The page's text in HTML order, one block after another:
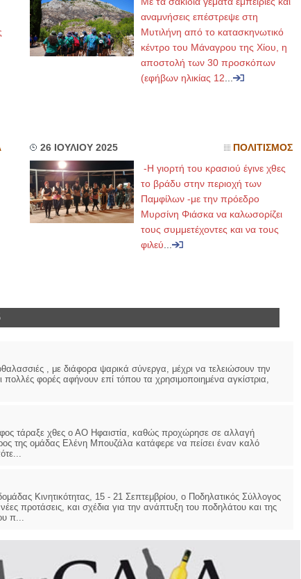
αναμνήσεις επέστρεψε στη
Μυτιλήνη από το κατασκηνωτικό
κέντρο του Μάναγρου της Χίου, η
αποστολή των 30 προσκόπων
(εφήβων ηλικίας 12
26 ΙΟΥΛΙΟΥ 2025 ΠΟΛΙΤΙΣΜΟΣ
-Η γιορτή του κρασιού έγινε χθες
το βράδυ στην περιοχή των
Παμφίλων -με την πρόεδρο
Μυρσίνη Φιάσκα να καλωσορίζει
τους συμμετέχοντες και να τους
φιλεύ
, με διάφορα ψαρικά σύνεργα, μέχρι να τελειώσουν την
φορές αφήνουν επί τόπου τα χρησιμοποιημένα αγκίστρια,
χθες ο ΑΟ Ηφαιστία, καθώς προχώρησε σε αλλαγή
της ομάδας Ελένη Μπουζάλα κατάφερε να πείσει έναν καλό
Κινητικότητας, 15 - 21 Σεπτεμβρίου, ο Ποδηλατικός Σύλλογος
προτάσεις, και σχέδια για την ανάπτυξη του ποδηλάτου και της
π...